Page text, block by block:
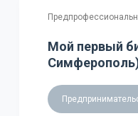
Мой первый